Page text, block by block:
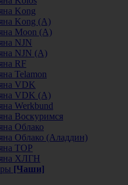
Kong
Kong (A)
Moon (А)
NJN
NJN (А)
RF
Telamon
VDK
VDK (А)
Werkbund
Воскуримся
Облако
Облако (Аладдин)
ТОР
ХЛГН
[Чаши]